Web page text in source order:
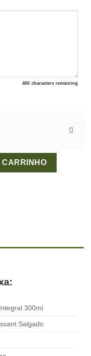
400 characters remaining
CARRINHO
300ml
Salgado